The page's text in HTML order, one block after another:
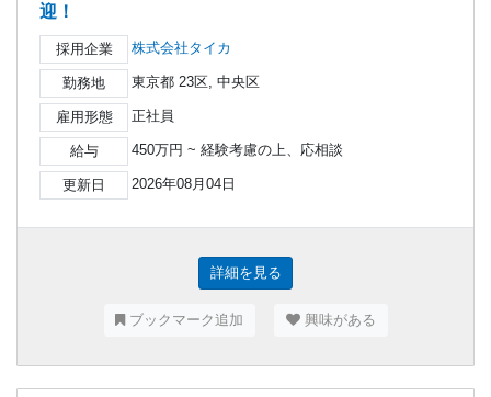
迎！
採用企業 株式会社タイカ
勤務地 東京都 23区, 中央区
雇用形態 正社員
給与 450万円 ~ 経験考慮の上、応相談
更新日 2026年08月04日
詳細を見る
ブックマーク追加 興味がある